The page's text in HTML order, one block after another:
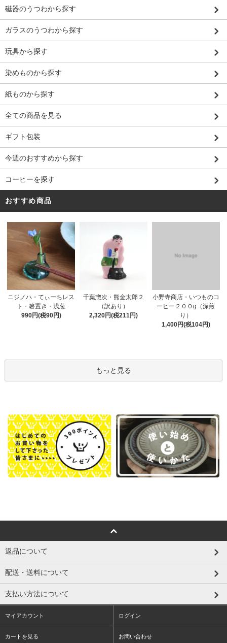
磁器のうつわから探す
ガラスのうつわから探す
玩具から探す
染めものから探す
紙ものから探す
全ての商品を見る
ギフト包装
今週のおすすめから探す
コーヒーを探す
おすすめ商品
ニジノハ・てぃーちレス
ト・箸置き・浅葱
990円(税90円)
千葉惣次・熊金太郎２
（訳あり）
2,320円(税211円)
小野寺商店・いつものコ
ーヒー２００g（深煎
り）
1,400円(税104円)
もっと見る
返品について
配送・送料について
支払い方法について
マイアカウント ログイン
カートを見る お問い合わせ